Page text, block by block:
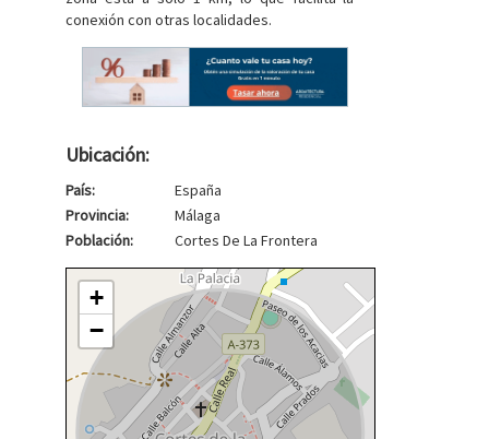
conexión con otras localidades.
Ubicación:
País:
España
Provincia:
Málaga
Población:
Cortes De La Frontera
+
−